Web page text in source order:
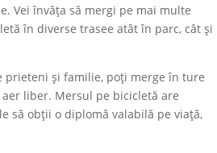
Vei învăța să mergi pe mai multe
în diverse trasee atât în parc, cât și
și familie, poți merge în ture
liber. Mersul pe bicicletă are
să obții o diplomă valabilă pe viață,